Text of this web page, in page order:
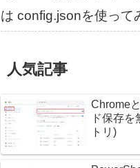
は config.jsonを使って
人気記事
Chrome
ド保存を
トリ)